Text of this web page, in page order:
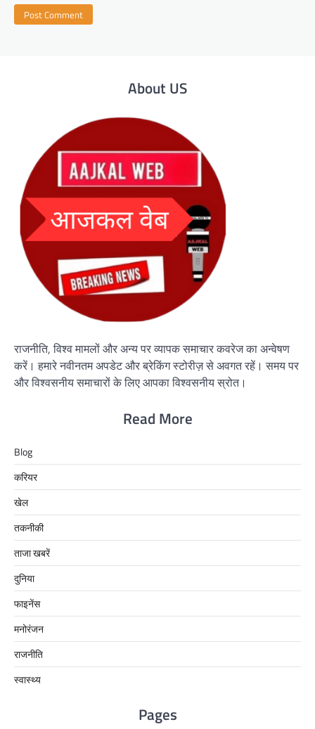
About US
राजनीति, विश्व मामलों और अन्य पर व्यापक समाचार कवरेज का अन्वेषण
करें। हमारे नवीनतम अपडेट और ब्रेकिंग स्टोरीज़ से अवगत रहें। समय पर
और विश्वसनीय समाचारों के लिए आपका विश्वसनीय स्रोत।
Read More
Blog
करियर
खेल
तकनीकी
ताजा खबरें
दुनिया
फाइनेंस
मनोरंजन
राजनीति
स्वास्थ्य
Pages